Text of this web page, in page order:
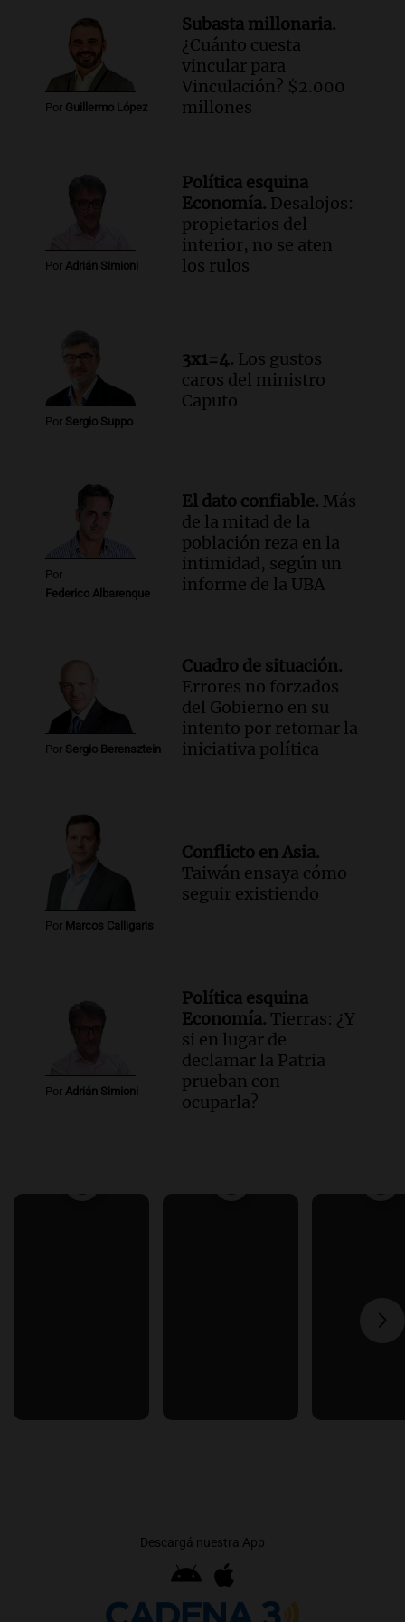
Por Guillermo López
Subasta millonaria.
¿Cuánto cuesta
vincular para
Vinculación? $2.000
millones
Por Adrián Simioni
Política esquina
Economía. Desalojos:
propietarios del
interior, no se aten
los rulos
Por Sergio Suppo
3x1=4. Los gustos
caros del ministro
Caputo
Por
Federico Albarenque
El dato confiable. Más
de la mitad de la
población reza en la
intimidad, según un
informe de la UBA
Por Sergio Berensztein
Cuadro de situación.
Errores no forzados
del Gobierno en su
intento por retomar la
iniciativa política
Por Marcos Calligaris
Conflicto en Asia.
Taiwán ensaya cómo
seguir existiendo
Por Adrián Simioni
Política esquina
Economía. Tierras: ¿Y
si en lugar de
declamar la Patria
prueban con
ocuparla?
Descargá nuestra App